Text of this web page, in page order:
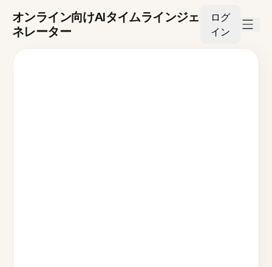
オンライン向けAIタイムラインジェ
ネレーター
ログ
イン